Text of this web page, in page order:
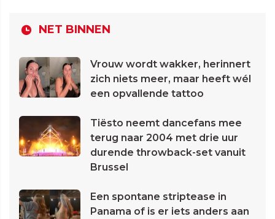
NET BINNEN
Vrouw wordt wakker, herinnert
zich niets meer, maar heeft wél
een opvallende tattoo
Tiësto neemt dancefans mee
terug naar 2004 met drie uur
durende throwback-set vanuit
Brussel
Een spontane striptease in
Panama of is er iets anders aan